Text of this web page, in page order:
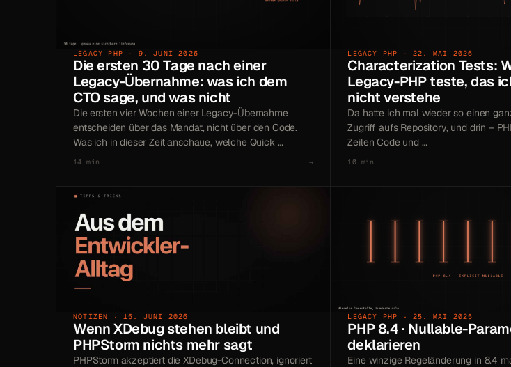
LEGACY PHP · 9. JUNI 2026
Die ersten 30 Tage nach einer
Legacy-Übernahme: was ich dem
CTO sage, und was nicht
Die ersten vier Wochen einer Legacy-Übernahme
entscheiden über das Mandat, nicht über den Code.
Was ich in dieser Zeit anschaue, welche Quick …
14 min →
LEGACY PHP · 22. MAI 2026
Characterization Tests:
Legacy-PHP teste, das
nicht verstehe
Da hatte ich mal wieder so einen
Zugriff aufs Repository, und drin –
Zeilen Code und …
10 min
NOTIZEN · 15. JUNI 2026
Wenn XDebug stehen bleibt und
PHPStorm nichts mehr sagt
PHPStorm akzeptiert die XDebug-Connection, ignoriert
LEGACY PHP · 25. MAI 2025
PHP 8.4 · Nullable-
deklarieren
Eine winzige Regeländerung in 8.4